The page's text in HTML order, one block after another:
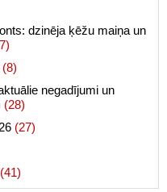
dzinēja ķēžu maiņa un
(8)
negadījumi un
(28)
(27)
(41)